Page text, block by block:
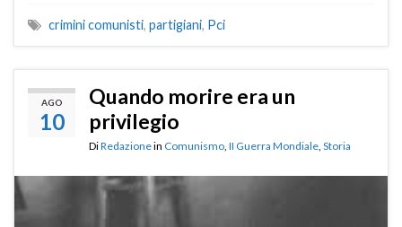
crimini comunisti, partigiani, Pci
AGO
10
Quando morire era un
privilegio
DiRedazionein Comunismo II Guerra Mondiale Storia